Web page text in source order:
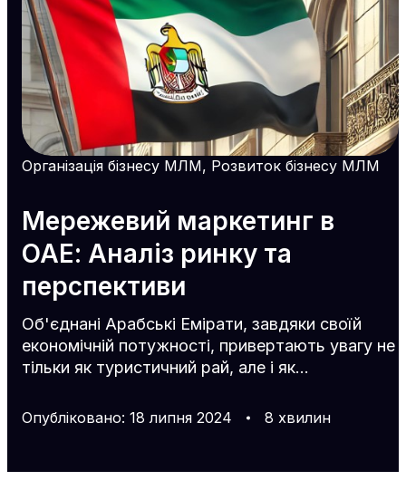
Організація бізнесу МЛМ, Розвиток бізнесу МЛМ
Мережевий маркетинг в
ОАЕ: Аналіз ринку та
перспективи
Об'єднані Арабські Емірати, завдяки своїй
економічній потужності, привертають увагу не
тільки як туристичний рай, але і як
ОАЕ, в тому числі і МЛМ. Все більше
підприємців прагнуть розвивати свої компанії
потрібно враховувати для успішного ведення
Опубліковано: 18 липня 2024 8 хвилин